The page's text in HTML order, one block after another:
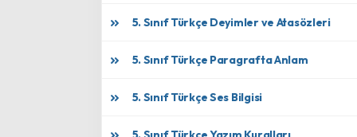
5. Sınıf Türkçe Deyimler ve Atasözleri
5. Sınıf Türkçe Paragrafta Anlam
5. Sınıf Türkçe Ses Bilgisi